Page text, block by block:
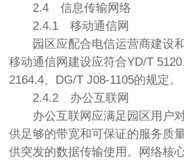
2.4信息传输网络
2.4.1移动通信网
园区应配合电信运营商建设和
移动通信网建设应符合YD/T
2164.4、DG/T J08-1105的规定。
2.4.2 办公互联网
办公互联网应满足园区用户对
供足够的带宽和可保证的服务质
供突发的数据传输使用。网络核